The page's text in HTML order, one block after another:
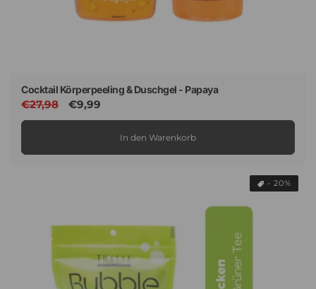
Cocktail Körperpeeling & Duschgel - Papaya
Normaler
Preis
€27,98 Verkaufspreis
€9,99
In den Warenkorb
- 20%